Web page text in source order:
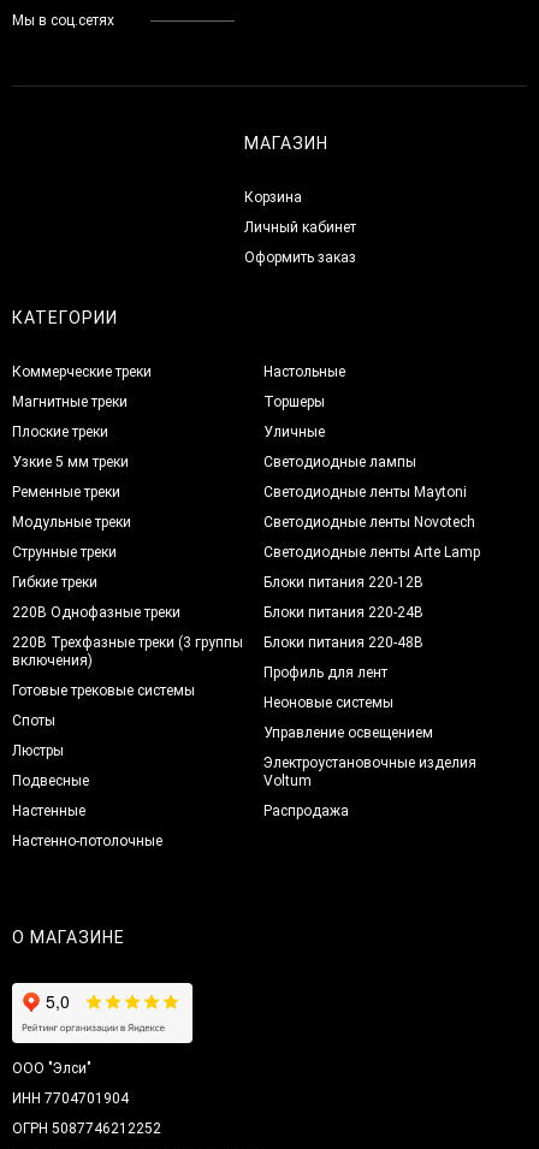
Мы в соц.сетях
МАГАЗИН
Корзина
Личный кабинет
Оформить заказ
КАТЕГОРИИ
Коммерческие треки
Магнитные треки
Плоские треки
Узкие 5 мм треки
Ременные треки
Модульные треки
Струнные треки
Гибкие треки
220В Однофазные треки
220В Трехфазные треки (3 группы
включения)
Готовые трековые системы
Споты
Люстры
Подвесные
Настенные
Настенно-потолочные
Настольные
Торшеры
Уличные
Светодиодные лампы
Светодиодные ленты Maytoni
Светодиодные ленты Novotech
Светодиодные ленты Arte Lamp
Блоки питания 220-12В
Блоки питания 220-24В
Блоки питания 220-48В
Профиль для лент
Неоновые системы
Управление освещением
Электроустановочные изделия
Voltum
Распродажа
О МАГАЗИНЕ
ООО "Элси"
ИНН 7704701904
ОГРН 5087746212252